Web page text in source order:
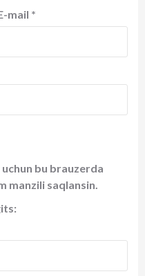
mail *
bu brauzerda
manzili saqlansin.